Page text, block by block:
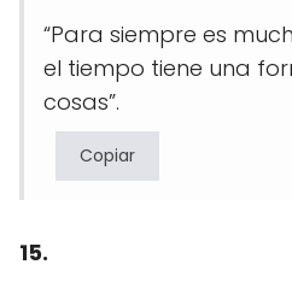
“Para siempre es
el tiempo tiene una
cosas”.
Copiar
15.